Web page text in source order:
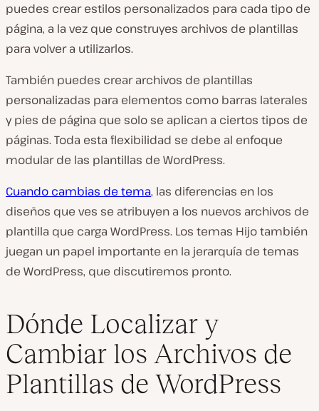
puedes crear estilos personalizados para cada tipo de
página, a la vez que construyes archivos de plantillas
para volver a utilizarlos.
También puedes crear archivos de plantillas
personalizadas para elementos como barras laterales
y pies de página que solo se aplican a ciertos tipos de
páginas. Toda esta flexibilidad se debe al enfoque
modular de las plantillas de WordPress.
Cuando cambias de tema, las diferencias en los
diseños que ves se atribuyen a los nuevos archivos de
plantilla que carga WordPress. Los temas Hijo también
juegan un papel importante en la jerarquía de temas
de WordPress, que discutiremos pronto.
Dónde Localizar y
Cambiar los Archivos de
Plantillas de WordPress